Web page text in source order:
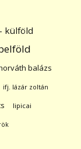
külföld
balázs
ifj. lázár zoltán
lipicai